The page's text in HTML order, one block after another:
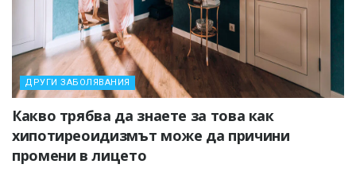
ДРУГИ ЗАБОЛЯВАНИЯ
Какво трябва да знаете за това как
хипотиреоидизмът може да причини
промени в лицето